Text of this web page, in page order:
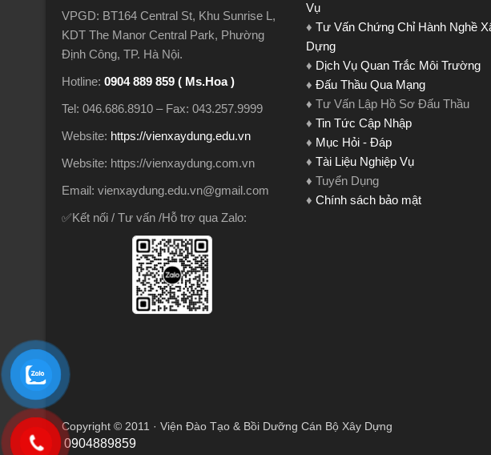
0904889859
VPGD: BT164 Central St, Khu Sunrise L,
KDT The Manor Central Park, Phường
Định Công, TP. Hà Nội.
Hotline: 0904 889 859 ( Ms.Hoa )
Tel: 046.686.8910 – Fax: 043.257.9999
Website: https://vienxaydung.edu.vn
Website: https://vienxaydung.com.vn
Email: vienxaydung.edu.vn@gmail.com
✅Kết nối / Tư vấn /Hỗ trợ qua Zalo:
Vụ
♦ Tư Vấn Chứng Chỉ Hành Nghề
Dựng
♦ Dịch Vụ Quan Trắc Môi Trường
♦ Đấu Thầu Qua Mạng
♦ Tư Vấn Lập Hồ Sơ Đấu Thầu
♦ Tin Tức Cập Nhập
♦ Mục Hỏi - Đáp
♦ Tài Liệu Nghiệp Vụ
♦ Tuyển Dụng
♦ Chính sách bảo mật
Copyright © 2011 · Viện Đào Tạo & Bồi Dưỡng Cán Bộ Xây Dựng